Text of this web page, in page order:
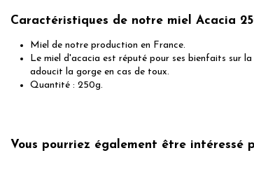
Caractéristiques de notre miel Acacia
Miel de notre production en France.
Le miel d'acacia est réputé pour ses bienfaits sur
adoucit la gorge en cas de toux.
Quantité : 250g.
Vous pourriez également être intéressé